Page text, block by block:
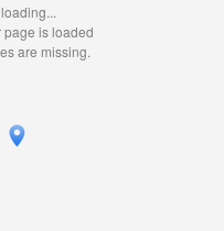
page is loaded
are missing.